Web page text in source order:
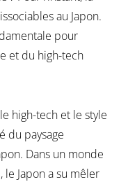
au Japon.
pour
et du high-tech
high-tech et le style
du paysage
Dans un monde
Japon a su mêler